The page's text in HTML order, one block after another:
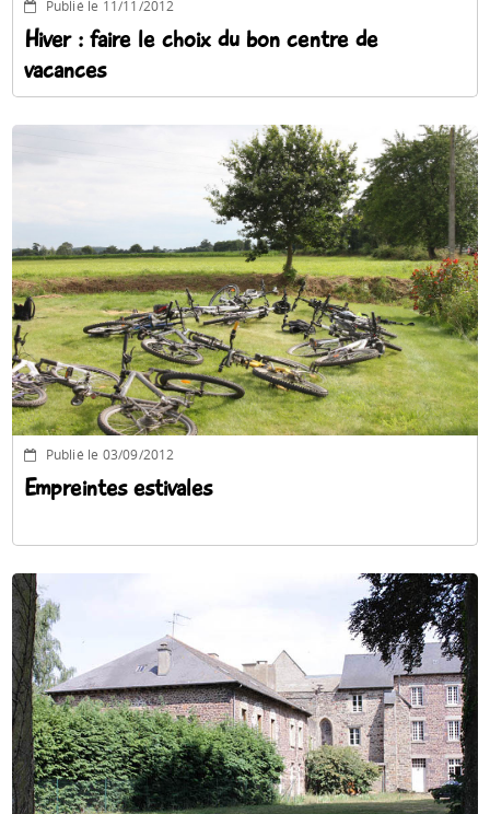
Publié le 11/11/2012
Hiver : faire le choix du bon centre de
vacances
Publié le 03/09/2012
Empreintes estivales